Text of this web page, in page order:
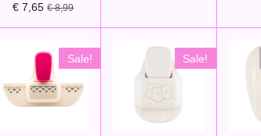
€ 7,65 € 8,99
Sale! Sale!